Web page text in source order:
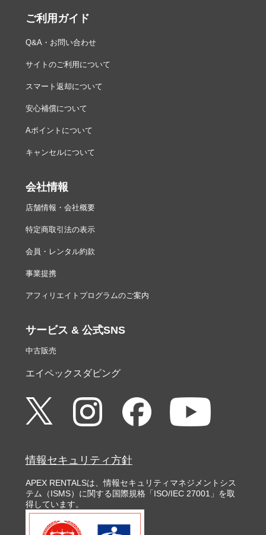
ご利用ガイド
Q&A・お問い合わせ
サイトのご利用について
スマート返却について
安心補償について
Aポイントについて
キャンセルについて
会社情報
店舗情報・会社概要
特定商取引法の表示
会員・レンタル約款
事業提携
アフィリエイトプログラムのご案内
サービス & 公式SNS
中古販売
エイペックスダビング
情報セキュリティ方針
APEX RENTALSは、情報セキュリティマネジメントシス
テム（ISMS）に関する国際規格「ISO/IEC 27001」を取
得しています。